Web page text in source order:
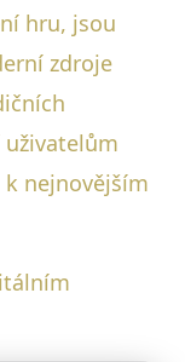
hru, jsou
zdroje
nejnovějším